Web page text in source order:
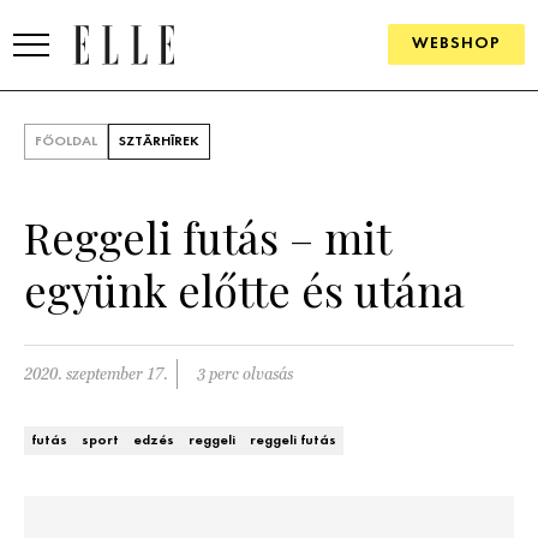
WEBSHOP
GOURMET AWARDS
SZÉPSÉG
KULTÚRA
FŐOLDAL SZTÁRHÍREK
Reggeli futás – mit
együnk előtte és utána
2020. szeptember 17. 3 perc olvasás
futás sport edzés reggeli reggeli futás